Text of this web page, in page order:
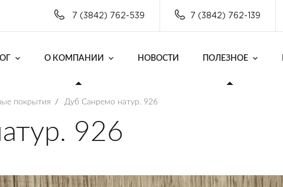
7 (3842) 762-539 7 (3842) 762-139
О КОМПАНИИ НОВОСТИ ПОЛЕЗНОЕ
покрытия / Дуб Санремо натур. 926
926